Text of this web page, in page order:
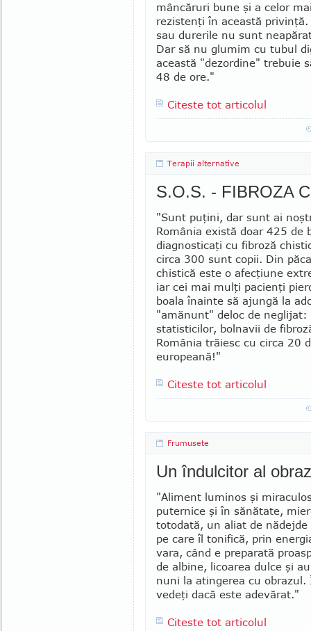
mâncăruri bu­ne şi a celor
rezistenţi în această privinţă.
sau durerile nu sunt
Dar să nu glumim cu tubul
această "dezordine" tre­buie
48 de ore."
Citeste tot articolul
Terapii alternative
S.O.S. - FIBROZA
"Sunt puţini, dar sunt ai
România există doar 425 de
diagnosticaţi cu fibroză
circa 300 sunt copii. Din
chistică este o afec­ţiune
iar cei mai mulţi pa­cienţi
boala înainte să ajungă la
"amănunt" deloc de neglijat:
statisticilor, bolnavii de
Ro­mânia trăiesc cu circa 20
europeană!"
Citeste tot articolul
Frumusete
Un îndulcitor al
"Aliment luminos şi
puternice şi în să­nătate,
totodată, un aliat de nădejde
pe care îl tonifică, prin
vara, când e prepa­rată
de albine, li­coa­­rea dulce şi
nuni la atingerea cu obrazul.
vedeţi da­că este ade­vărat."
Citeste tot articolul